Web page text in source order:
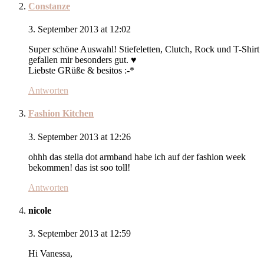
Constanze
3. September 2013 at 12:02
Super schöne Auswahl! Stiefeletten, Clutch, Rock und T-Shirt
gefallen mir besonders gut. ♥
Liebste GRüße & besitos :-*
Antworten
Fashion Kitchen
3. September 2013 at 12:26
ohhh das stella dot armband habe ich auf der fashion week
bekommen! das ist soo toll!
Antworten
nicole
3. September 2013 at 12:59
Hi Vanessa,